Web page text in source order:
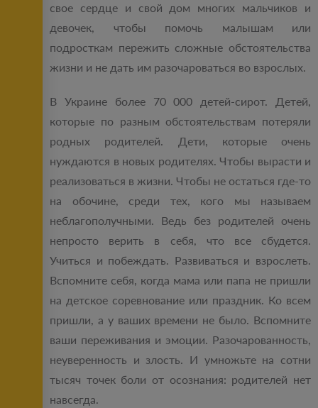
свое сердце и свой дом многих мальчиков и
девочек, чтобы помочь малышам или
подросткам пережить сложные обстоятельства
жизни и не дать им разочароваться во взрослых.
В Украине более 70 000 детей-сирот. Детей,
которые по разным обстоятельствам потеряли
родных родителей. Дети, которые очень
нуждаются в новых родителях. Чтобы вырасти и
реализоваться в жизни. Чтобы не остаться где-то
на обочине, среди тех, кого мы называем
неблагополучными. Ведь без родителей очень
непросто верить в себя, что все сбудется.
Учиться и побеждать. Развиваться и взрослеть.
Вспомните себя, когда мама или папа не пришли
на детское соревнование или праздник. Ко всем
пришли, а у ваших времени не было. Вспомните
ваши переживания и эмоции. Разочарованность,
неуверенность и злость. И умножьте на сотни
тысяч точек боли от осознания: родителей нет
навсегда.